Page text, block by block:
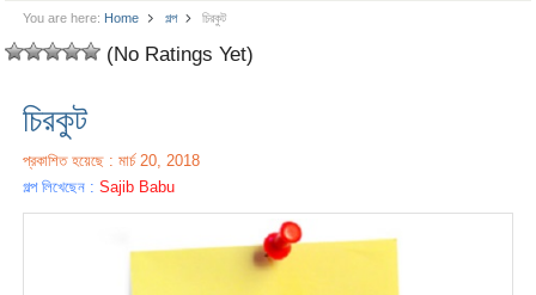
You are here: Home গল্প চিরকুট
(No Ratings Yet)
চিরকুট
প্রকাশিত হয়েছে : মার্চ 20, 2018
গল্প লিখেছেন :Sajib Babu